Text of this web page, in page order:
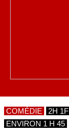
COMÉDIE
2H 1F
ENVIRON 1 H 45